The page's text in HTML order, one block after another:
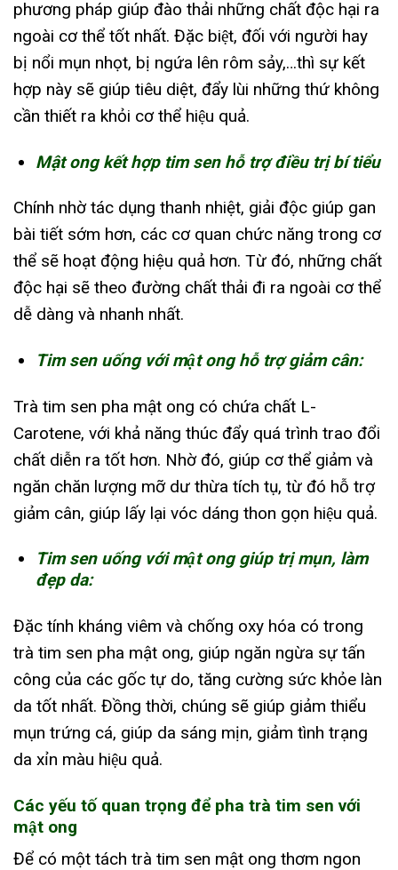
phương pháp giúp đào thải những chất độc hại ra
ngoài cơ thể tốt nhất. Đặc biệt, đối với người hay
bị nổi mụn nhọt, bị ngứa lên rôm sảy,…thì sự kết
hợp này sẽ giúp tiêu diệt, đẩy lùi những thứ không
cần thiết ra khỏi cơ thể hiệu quả.
Mật ong kết hợp tim sen hỗ trợ điều trị bí tiểu
Chính nhờ tác dụng thanh nhiệt, giải độc giúp gan
bài tiết sớm hơn, các cơ quan chức năng trong cơ
thể sẽ hoạt động hiệu quả hơn. Từ đó, những chất
độc hại sẽ theo đường chất thải đi ra ngoài cơ thể
dễ dàng và nhanh nhất.
Tim sen uống với mật ong hỗ trợ giảm cân:
Trà tim sen pha mật ong có chứa chất L-
Carotene, với khả năng thúc đẩy quá trình trao đổi
chất diễn ra tốt hơn. Nhờ đó, giúp cơ thể giảm và
ngăn chăn lượng mỡ dư thừa tích tụ, từ đó hỗ trợ
giảm cân, giúp lấy lại vóc dáng thon gọn hiệu quả.
Tim sen uống với mật ong giúp trị mụn, làm
đẹp da:
Đặc tính kháng viêm và chống oxy hóa có trong
trà tim sen pha mật ong, giúp ngăn ngừa sự tấn
công của các gốc tự do, tăng cường sức khỏe làn
da tốt nhất. Đồng thời, chúng sẽ giúp giảm thiểu
mụn trứng cá, giúp da sáng mịn, giảm tình trạng
da xỉn màu hiệu quả.
Các yếu tố quan trọng để pha trà tim sen với
mật ong
Để có một tách trà tim sen mật ong thơm ngon